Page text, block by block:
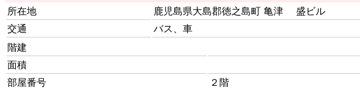
所在地
鹿児島県大島郡徳之島町 亀津 盛ビル
交通
バス、車
階建
面積
部屋番号
２階